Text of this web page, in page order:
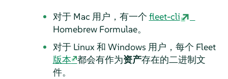
对于 Mac 用户，有一个 fleet-cli
Homebrew Formulae。
对于 Linux 和 Windows 用户，每个 Fleet
版本 都会有作为资产存在的二进制文
件。